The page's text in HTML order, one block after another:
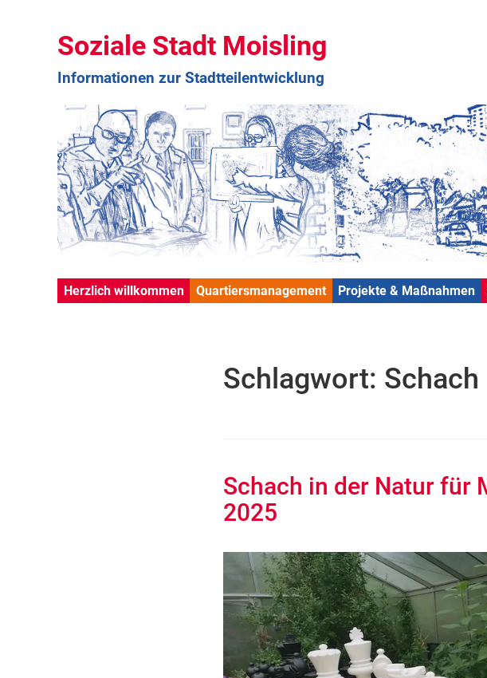
Soziale Stadt Moisling
Informationen zur Stadtteilentwicklung
Herzlich willkommen Quartiersmanagement Projekte & Maßnahmen
Schlagwort: Schach
Schach in der Natur für
2025